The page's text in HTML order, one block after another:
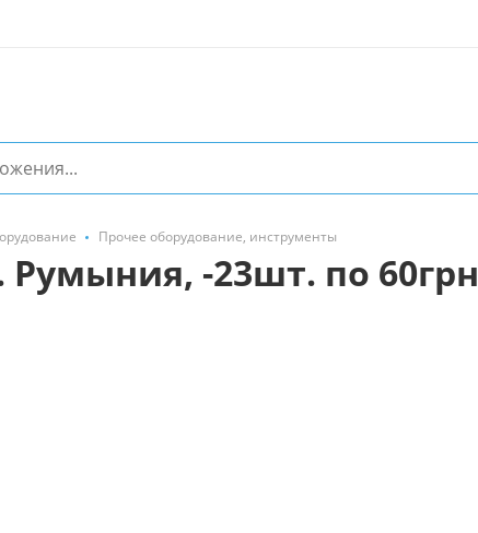
Прочее оборудование, инструменты
-23шт. по 60грн